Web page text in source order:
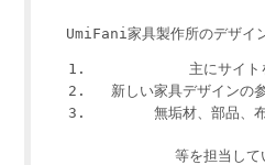
UmiFani家具製作所のデザイ
主にサイ
新しい家具デザインの
無垢材、部品、
等を担当して